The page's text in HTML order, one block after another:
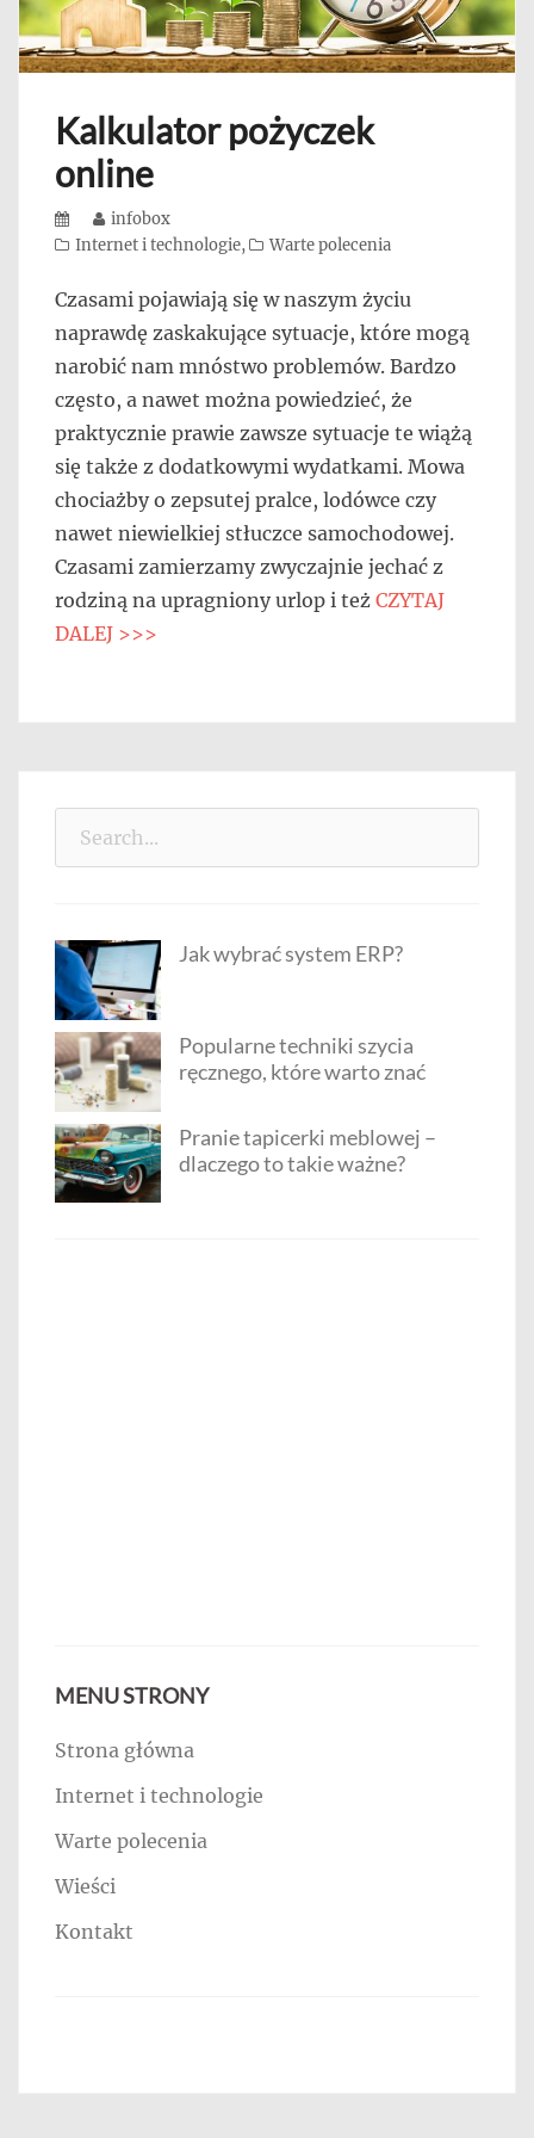
Kalkulator pożyczek
online
Posted
on
Author
infobox
Categories
Internet i technologie, Warte polecenia
Czasami pojawiają się w naszym życiu
naprawdę zaskakujące sytuacje, które mogą
narobić nam mnóstwo problemów. Bardzo
często, a nawet można powiedzieć, że
praktycznie prawie zawsze sytuacje te wiążą
się także z dodatkowymi wydatkami. Mowa
chociażby o zepsutej pralce, lodówce czy
nawet niewielkiej stłuczce samochodowej.
Czasami zamierzamy zwyczajnie jechać z
rodziną na upragniony urlop i też CZYTAJ
DALEJ >>>
Jak wybrać system ERP?
Popularne techniki szycia
ręcznego, które warto znać
Pranie tapicerki meblowej –
dlaczego to takie ważne?
MENU STRONY
Strona główna
Internet i technologie
Warte polecenia
Wieści
Kontakt